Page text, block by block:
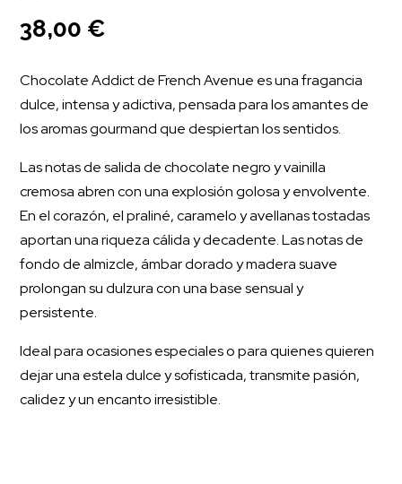
38,00 €
Chocolate Addict de French Avenue es una fragancia
dulce, intensa y adictiva, pensada para los amantes de
los aromas gourmand que despiertan los sentidos.
Las notas de salida de chocolate negro y vainilla
cremosa abren con una explosión golosa y envolvente.
En el corazón, el praliné, caramelo y avellanas tostadas
aportan una riqueza cálida y decadente. Las notas de
fondo de almizcle, ámbar dorado y madera suave
prolongan su dulzura con una base sensual y
persistente.
Ideal para ocasiones especiales o para quienes quieren
dejar una estela dulce y sofisticada, transmite pasión,
calidez y un encanto irresistible.